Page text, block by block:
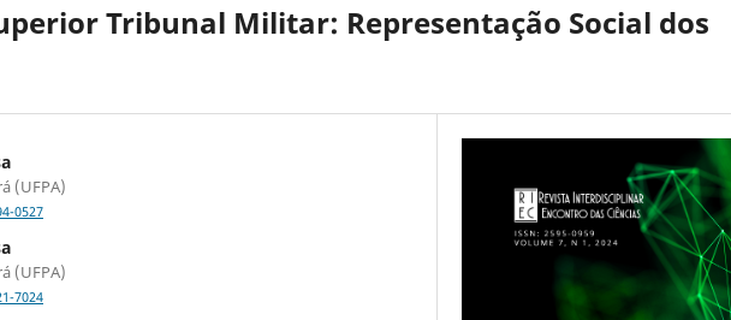
Tribunal Militar: Representação Social dos
(UFPA)
0527
(UFPA)
7024